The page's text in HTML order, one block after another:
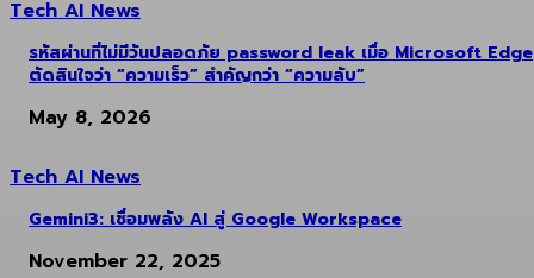
Tech AI News
รหัสผ่านที่ไม่มีวันปลอดภัย password leak เมื่อ Microsoft Edge
ตัดสินใจว่า “ความเร็ว” สำคัญกว่า “ความลับ”
May 8, 2026
Tech AI News
Gemini3: เชื่อมพลัง AI สู่ Google Workspace
November 22, 2025